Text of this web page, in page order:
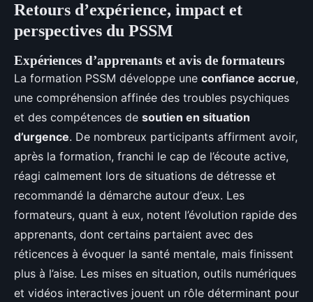
Retours d’expérience, impact et
perspectives du PSSM
Expériences d’apprenants et avis de formateurs
La formation PSSM développe une confiance accrue,
une compréhension affinée des troubles psychiques
et des compétences de soutien en situation
d’urgence. De nombreux participants affirment avoir,
après la formation, franchi le cap de l’écoute active,
réagi calmement lors de situations de détresse et
recommandé la démarche autour d’eux. Les
formateurs, quant à eux, notent l’évolution rapide des
apprenants, dont certains partaient avec des
réticences à évoquer la santé mentale, mais finissent
plus à l’aise. Les mises en situation, outils numériques
et vidéos interactives jouent un rôle déterminant pour